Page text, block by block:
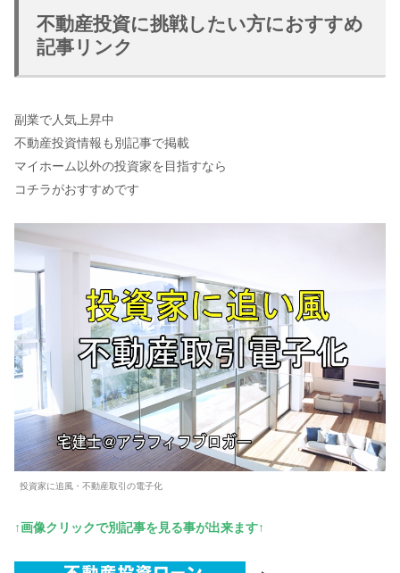
不動産投資に挑戦したい方におすすめ
記事リンク
副業で人気上昇中
不動産投資情報も別記事で掲載
マイホーム以外の投資家を目指すなら
コチラがおすすめです
投資家に追風・不動産取引の電子化
↑画像クリックで別記事を見る事が出来ます↑